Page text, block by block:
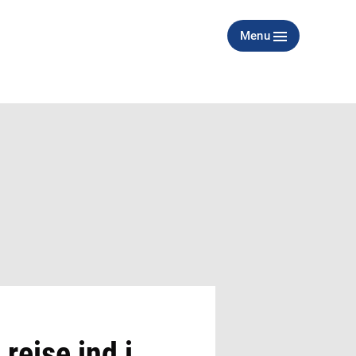
Menu